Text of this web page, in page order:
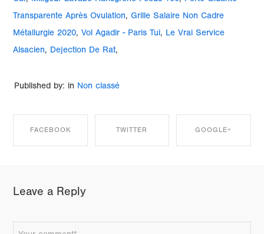
Transparente Après Ovulation,Grille Salaire Non Cadre
Métallurgie 2020, Vol Agadir - Paris Tui, Le Vrai Service
Alsacien, Dejection De Rat,
Published by: in Non classé
FACEBOOK
FACEBOOK
TWITTER GOOGLE+
Leave a Reply